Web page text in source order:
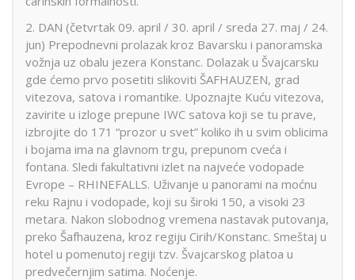
2. DAN (četvrtak 09. april / 30. april / sreda 27. maj / 24.
jun) Prepodnevni prolazak kroz Bavarsku i panoramska
vožnja uz obalu jezera Konstanc. Dolazak u Švajcarsku
gde ćemo prvo posetiti slikoviti ŠAFHAUZEN, grad
vitezova, satova i romantike. Upoznajte Kuću vitezova,
zavirite u izloge prepune IWC satova koji se tu prave,
izbrojite do 171 “prozor u svet” koliko ih u svim oblicima
i bojama ima na glavnom trgu, prepunom cveća i
fontana. Sledi fakultativni izlet na najveće vodopade
Evrope – RHINEFALLS. Uživanje u panorami na moćnu
reku Rajnu i vodopade, koji su široki 150, a visoki 23
metara. Nakon slobodnog vremena nastavak putovanja,
preko Šafhauzena, kroz regiju Cirih/Konstanc. Smeštaj u
hotel u pomenutoj regiji tzv. Švajcarskog platoa u
predvečernjim satima. Noćenje.